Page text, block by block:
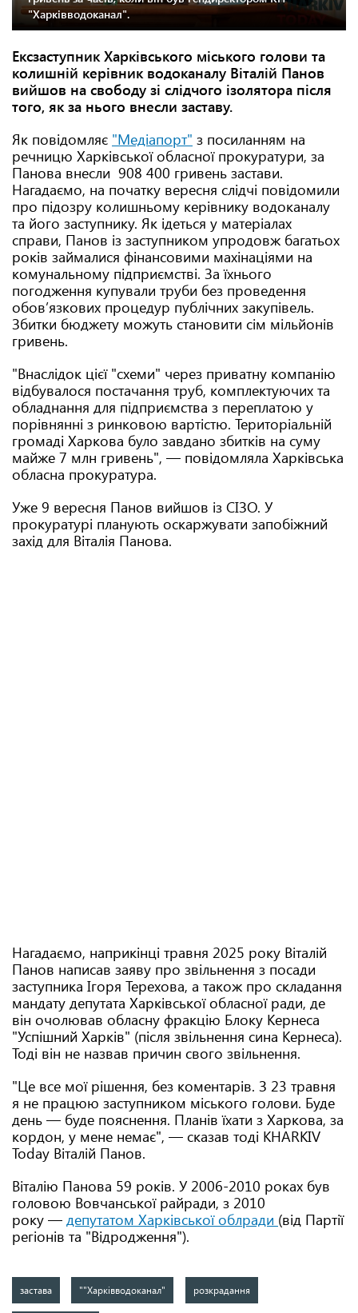
"Харківводоканал".
Ексзаступник Харківського міського голови та
колишній керівник водоканалу Віталій Панов
вийшов на свободу зі слідчого ізолятора після
того, як за нього внесли заставу.
Як повідомляє "Медіапорт" з посиланням на
речницю Харківської обласної прокуратури, за
Панова внесли 908 400 гривень застави.
Нагадаємо, на початку вересня слідчі повідомили
про підозру колишньому керівнику водоканалу
та його заступнику. Як ідеться у матеріалах
справи, Панов із заступником упродовж багатьох
років займалися фінансовими махінаціями на
комунальному підприємстві. За їхнього
погодження купували труби без проведення
обов’язкових процедур публічних закупівель.
Збитки бюджету можуть становити сім мільйонів
гривень.
"Внаслідок цієї "схеми" через приватну компанію
відбувалося постачання труб, комплектуючих та
обладнання для підприємства з переплатою у
порівнянні з ринковою вартістю. Територіальній
громаді Харкова було завдано збитків на суму
майже 7 млн гривень", — повідомляла Харківська
обласна прокуратура.
Уже 9 вересня Панов вийшов із СІЗО. У
прокуратурі планують оскаржувати запобіжний
захід для Віталія Панова.
Нагадаємо, наприкінці травня 2025 року Віталій
Панов написав заяву про звільнення з посади
заступника Ігоря Терехова, а також про складання
мандату депутата Харківської обласної ради, де
він очолював обласну фракцію Блоку Кернеса
"Успішний Харків" (після звільнення сина Кернеса).
Тоді він не назвав причин свого звільнення.
"Це все мої рішення, без коментарів. З 23 травня
я не працюю заступником міського голови. Буде
день — буде пояснення. Планів їхати з Харкова, за
кордон, у мене немає", — сказав тоді KHARKIV
Today Віталій Панов.
Віталію Панова 59 років. У 2006-2010 роках був
головою Вовчанської райради, з 2010
року — депутатом Харківської облради (від Партії
регіонів та "Відродження").
застава ""Харківводоканал" розкрадання